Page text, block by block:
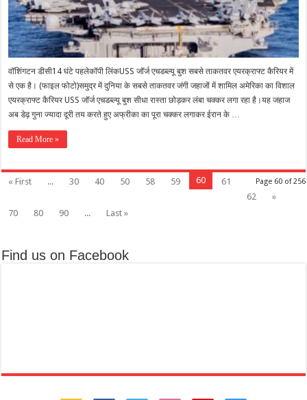
वॉशिंगटन डीसी14 घंटे पहलेकॉपी लिंकUSS जॉर्ज एचडब्ल्यू बुश सबसे ताकतवर एयरक्राफ्ट कैरियर में
से एक है। (फाइल फोटो)समुद्र में दुनिया के सबसे ताकतवर जंगी जहाजों में शामिल अमेरिका का विशाल
एयरक्राफ्ट कैरियर USS जॉर्ज एचडब्ल्यू बुश सीधा रास्ता छोड़कर लंबा चक्कर लगा रहा है।यह जहाज
अब डेढ़ गुना ज्यादा दूरी तय करते हुए अफ्रीका का पूरा चक्कर लगाकर ईरान के …
Read More »
Page 60 of 256
« First ... 30 40 50 58 59 60
61
62
»
70
80 90 ... Last »
Find us on Facebook